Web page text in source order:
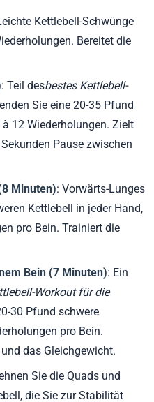
Kettlebell-Schwünge
Bereitet die
: Teil desbestes Kettlebell-
Sie eine 20-35 Pfund
12 Wiederholungen. Zielt
Pause zwischen
Minuten): Vorwärts-Lunges
Kettlebell in jeder Hand,
pro Bein. Trainiert die
Bein (7 Minuten): Ein
Workout für die
30 Pfund schwere
pro Bein.
das Gleichgewicht.
Sie die Quads und
die Sie zur Stabilität